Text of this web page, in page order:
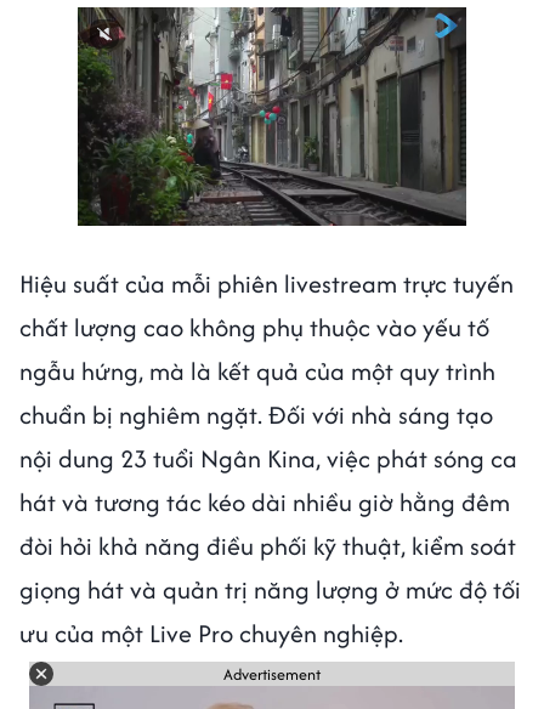
Hiệu suất của mỗi phiên livestream trực tuyến
chất lượng cao không phụ thuộc vào yếu tố
ngẫu hứng, mà là kết quả của một quy trình
chuẩn bị nghiêm ngặt. Đối với nhà sáng tạo
nội dung 23 tuổi Ngân Kina, việc phát sóng ca
hát và tương tác kéo dài nhiều giờ hằng đêm
đòi hỏi khả năng điều phối kỹ thuật, kiểm soát
giọng hát và quản trị năng lượng ở mức độ tối
ưu của một Live Pro chuyên nghiệp.
Advertisement